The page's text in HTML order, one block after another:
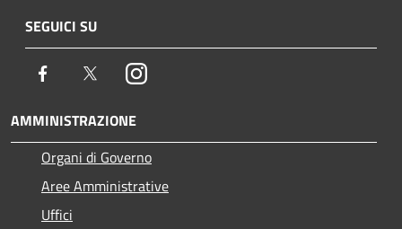
SEGUICI SU
Facebook TwitterInstagram
AMMINISTRAZIONE
Organi di Governo
Aree Amministrative
Uffici